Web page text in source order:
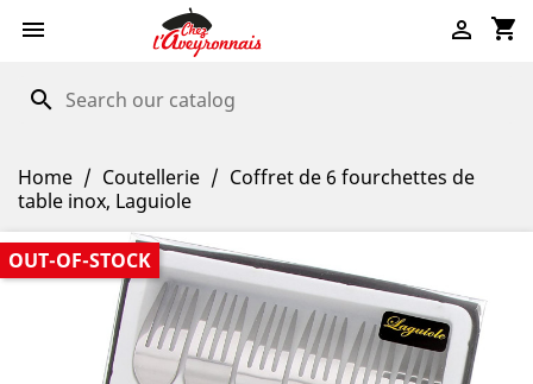
 shopping_cart

search
Home Coutellerie
Coffret de 6 fourchettes de
table inox, Laguiole
OUT-OF-STOCK